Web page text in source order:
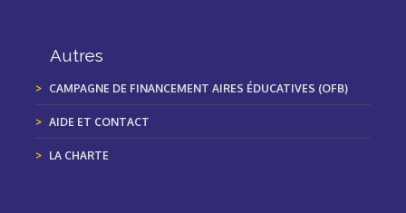
Autres
CAMPAGNE DE FINANCEMENT AIRES ÉDUCATIVES (OFB)
AIDE ET CONTACT
LA CHARTE